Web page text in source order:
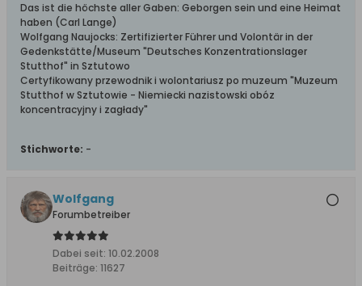
Das ist die höchste aller Gaben: Geborgen sein und eine Heimat
haben (Carl Lange)
Wolfgang Naujocks: Zertifizierter Führer und Volontär in der
Gedenkstätte/Museum "Deutsches Konzentrationslager
Stutthof" in Sztutowo
Certyfikowany przewodnik i wolontariusz po muzeum "Muzeum
Stutthof w Sztutowie - Niemiecki nazistowski obóz
koncentracyjny i zagłady"
Stichworte: -
Wolfgang
Forumbetreiber
Dabei seit: 10.02.2008
Beiträge: 11627